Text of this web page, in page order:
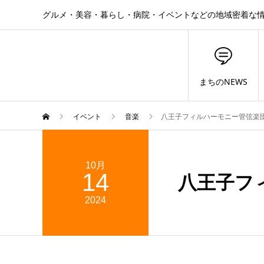
グルメ・美容・暮らし・病院・イベントなどの地域密着な
まちのNEWS
イベント 音楽 八王子フィルハーモニー管弦
10月
14
2024
八王子